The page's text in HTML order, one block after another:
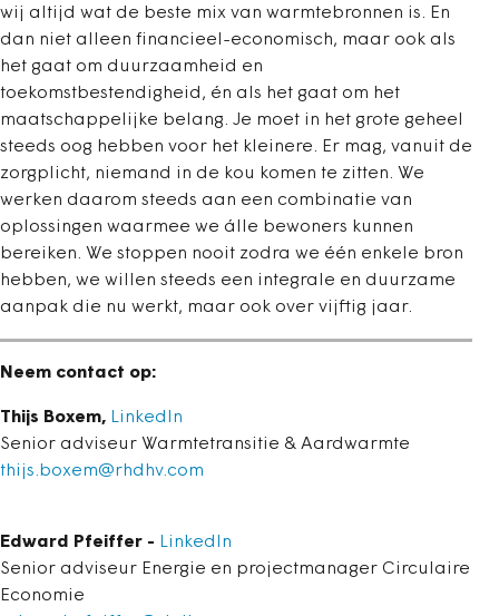
wij altijd wat de beste mix van warmtebronnen is. En
dan niet alleen financieel-economisch, maar ook als
het gaat om duurzaamheid en
toekomstbestendigheid, én als het gaat om het
maatschappelijke belang. Je moet in het grote geheel
steeds oog hebben voor het kleinere. Er mag, vanuit de
zorgplicht, niemand in de kou komen te zitten. We
werken daarom steeds aan een combinatie van
oplossingen waarmee we álle bewoners kunnen
bereiken. We stoppen nooit zodra we één enkele bron
hebben, we willen steeds een integrale en duurzame
aanpak die nu werkt, maar ook over vijftig jaar.
Neem contact op:
Thijs Boxem, LinkedIn
Senior adviseur Warmtetransitie & Aardwarmte
thijs.boxem@rhdhv.com
Edward Pfeiffer - LinkedIn
Senior adviseur Energie en projectmanager Circulaire
Economie